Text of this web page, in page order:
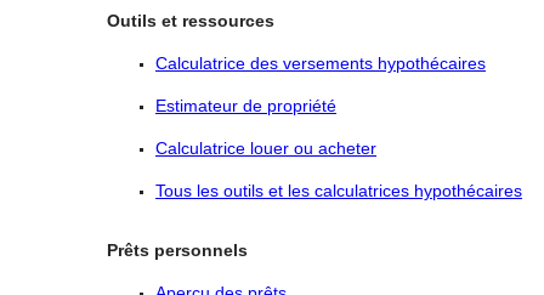
Outils et ressources
Calculatrice des versements hypothécaires
Estimateur de propriété
Calculatrice louer ou acheter
Tous les outils et les calculatrices hypothécaires
Prêts personnels